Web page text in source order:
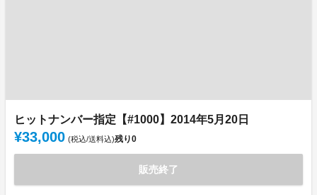
ヒットナンバー指定【#1000】2014年5月20日
¥33,000 (税込/送料込)残り0
販売終了